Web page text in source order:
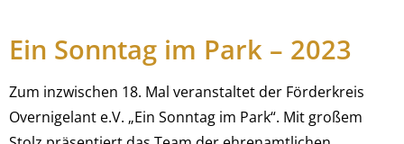
Ein Sonntag im Park – 2023
Zum inzwischen 18. Mal veranstaltet der Förderkreis
Overnigelant e.V. „Ein Sonntag im Park“. Mit großem